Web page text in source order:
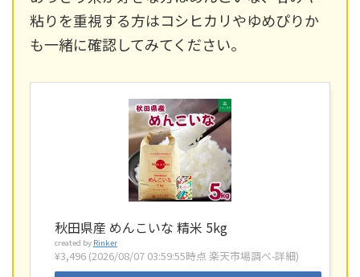
粘りを重視する方はコシヒカリやゆめぴりか
も一緒に確認してみてください。
秋田県産 めんこいな 精米 5kg
created by Rinker
¥3,496 (2026/08/07 03:59:55時点 楽天市場調べ-詳細)